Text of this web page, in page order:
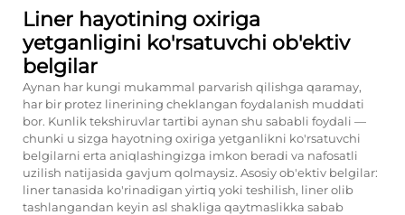
Liner hayotining oxiriga
yetganligini ko'rsatuvchi ob'ektiv
belgilar
Aynan har kungi mukammal parvarish qilishga qaramay,
har bir protez linerining cheklangan foydalanish muddati
bor. Kunlik tekshiruvlar tartibi aynan shu sababli foydali —
chunki u sizga hayotning oxiriga yetganlikni ko'rsatuvchi
belgilarni erta aniqlashingizga imkon beradi va nafosatli
uzilish natijasida gavjum qolmaysiz. Asosiy ob'ektiv belgilar:
liner tanasida ko'rinadigan yirtiq yoki teshilish, liner olib
tashlangandan keyin asl shakliga qaytmaslikka sabab